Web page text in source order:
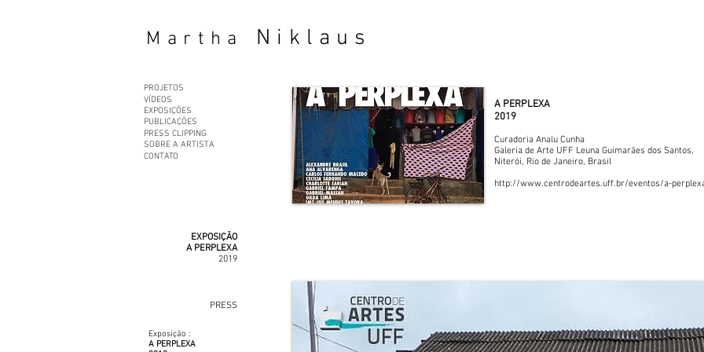
Martha Niklaus
A PERPLEXA
2019
Curadoria Analu Cunha
Galeria de Arte UFF Leuna Guimarães dos Santos,
Niterói, Rio de Janeiro, Brasil
http://www.centrodeartes.uff.br/eventos/a-
EXPOSIÇÃO
A PERPLEXA
2019
PRESS
Exposição :
A PERPLEXA
PROJETOS
VÍDEOS
EXPOSIÇÕES
PUBLICAÇÕES
PRESS CLIPPING
SOBRE A ARTISTA
CONTATO